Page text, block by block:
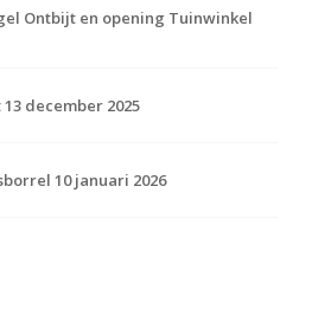
Ontbijt en opening Tuinwinkel
december 2025
10 januari 2026